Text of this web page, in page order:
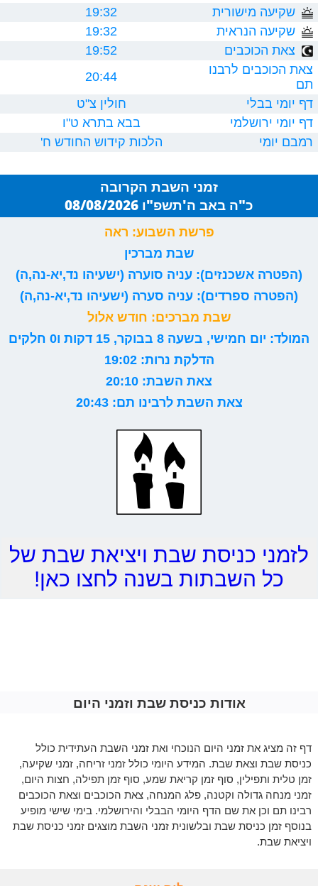
שקיעה מישורית
19:32
שקיעה הנראית
19:32
צאת הכוכבים
19:52
צאת הכוכבים לרבנו
תם
20:44
דף יומי בבלי
חולין צ"ט
דף יומי ירושלמי
בבא בתרא ט"ו
רמבם יומי
הלכות קידוש החודש ח'
זמני השבת הקרובה
כ"ה באב ה'תשפ"ו 08/08/2026
פרשת השבוע: ראה
שבת מברכין
(הפטרה אשכנזים): עניה סוערה (ישעיהו נד,יא-נה,ה)
(הפטרה ספרדים): עניה סערה (ישעיהו נד,יא-נה,ה)
שבת מברכים: חודש אלול
המולד: יום חמישי, בשעה 8 בבוקר, 15 דקות ו0 חלקים
הדלקת נרות: 19:02
צאת השבת: 20:10
צאת השבת לרבינו תם: 20:43
לזמני כניסת שבת ויציאת שבת של
כל השבתות בשנה לחצו כאן!
אודות כניסת שבת וזמני היום
דף זה מציג את זמני היום הנוכחי ואת זמני השבת העתידית כולל
כניסת שבת וצאת שבת. המידע היומי כולל זמני זריחה, זמני שקיעה,
זמן טלית ותפילין, סוף זמן קריאת שמע, סוף זמן תפילה, חצות היום,
זמני מנחה גדולה וקטנה, פלג המנחה, צאת הכוכבים וצאת הכוכבים
רבינו תם וכן את שם הדף היומי הבבלי והירושלמי. בימי שישי מופיע
בנוסף זמן כניסת שבת ובלשונית זמני השבת מוצגים זמני כניסת שבת
ויציאת שבת.